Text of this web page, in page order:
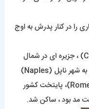
در عرصه ی نقره
را در کنار پدرش به اوج
وولگاریس در سال ۱۸۷۷ به کورفو (Corfu) ، جزیره ای در شمال